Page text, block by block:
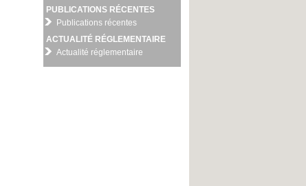
PUBLICATIONS RÉCENTES
Publications récentes
ACTUALITÉ RÉGLEMENTAIRE
Actualité réglementaire